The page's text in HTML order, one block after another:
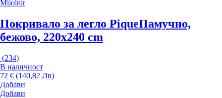
Mijolnir
Покривало за легло PiqueПамучно,
бежово, 220x240 cm
(234)
В наличност
72 € (140,82 Лв)
Добави
Добави